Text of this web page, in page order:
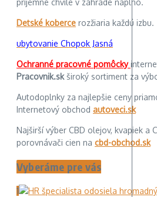
príjemné chvíle v záhrade naplno.
Detské koberce rozžiaria každú izbu.
ubytovanie Chopok Jasná
Ochranné pracovné pomôcky
Pracovnik.skširoký sortiment za
Autodoplnky za najlepšie ceny
Internetový obchod autoveci.sk
Najširší výber CBD olejov, kvapiek a
porovnávači cien na cbd-obchod.sk
Vyberáme pre vás
1